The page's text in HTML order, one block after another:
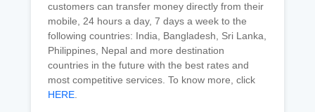
customers can transfer money directly from their
mobile, 24 hours a day, 7 days a week to the
following countries: India, Bangladesh, Sri Lanka,
Philippines, Nepal and more destination
countries in the future with the best rates and
most competitive services. To know more, click
HERE.